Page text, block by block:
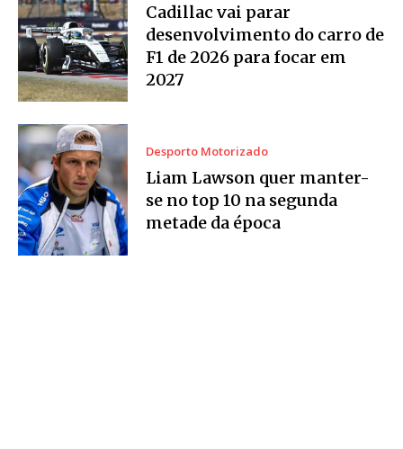
Cadillac vai parar
desenvolvimento do carro de
F1 de 2026 para focar em
2027
Desporto Motorizado
Liam Lawson quer manter-
se no top 10 na segunda
metade da época